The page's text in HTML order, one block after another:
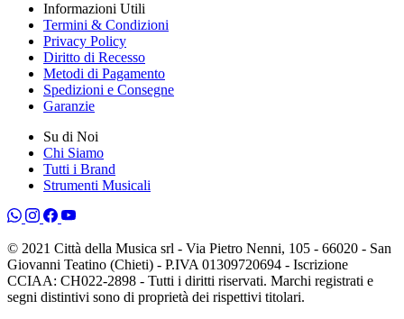
Informazioni Utili
Termini & Condizioni
Privacy Policy
Diritto di Recesso
Metodi di Pagamento
Spedizioni e Consegne
Garanzie
Su di Noi
Chi Siamo
Tutti i Brand
Strumenti Musicali
© 2021 Città della Musica srl - Via Pietro Nenni, 105 - 66020 - San
Giovanni Teatino (Chieti) - P.IVA 01309720694 - Iscrizione
CCIAA: CH022-2898 - Tutti i diritti riservati. Marchi registrati e
segni distintivi sono di proprietà dei rispettivi titolari.